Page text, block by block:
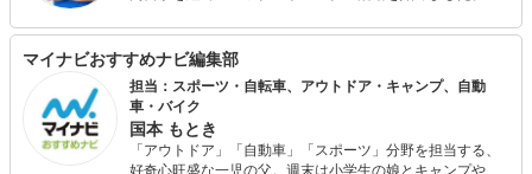
好評をいただき、パーソナルトレーニングマッチングサイ
ト 「MY TRAINERS(マイトレーナーズ)」の2018年度人気
No.1トレーナーになりました。 現在は、フィットネストレ
ーナーを「一家に一台」提供するために、トレーナースク
ール「MY TRAINERSアカデミー」の講師を担当していま
す。
マイナビおすすめナビ編集部
担当：スポーツ・自転車、アウトドア・キャンプ、自動
車・バイク
国本 もとき
「アウトドア」「自動車」「スポーツ」分野を担当する、
好奇心旺盛な一児の父。週末は小学生の娘とキャンプやサ